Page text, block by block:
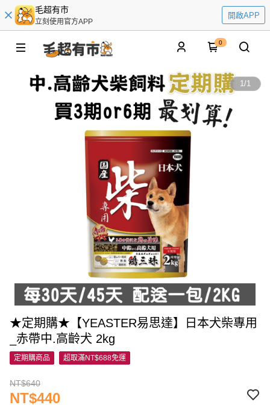
毛超有市
立刻使用官方APP
開啟APP
0
1/1
★定期購★【YEASTER易思達】日本犬柴專用
_赤帶中.高齡犬 2kg
定期購商品 超取滿NT$688免運
NT$640
NT$440